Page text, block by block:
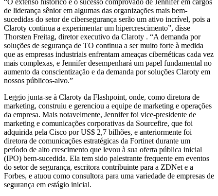
“O extenso histórico e o sucesso comprovado de Jennifer em cargos
de liderança sênior em algumas das organizações mais bem-
sucedidas do setor de cibersegurança serão um ativo incrível, pois a
Claroty continua a experimentar um hipercrescimento”, disse
Thorsten Freitag, diretor executivo da Claroty . “A demanda por
soluções de segurança de TO continua a ser muito forte à medida
que as empresas industriais enfrentam ameaças cibernéticas cada vez
mais complexas, e Jennifer desempenhará um papel fundamental no
aumento da conscientização e da demanda por soluções Claroty em
nossos públicos-alvo.”
Leggio junta-se à Claroty da Flashpoint, onde, como diretora de
marketing, construiu e gerenciou a equipe de marketing e operações
da empresa. Mais notavelmente, Jennifer foi vice-presidente de
marketing e comunicações corporativas da Sourcefire, que foi
adquirida pela Cisco por US$ 2,7 bilhões, e anteriormente foi
diretora de comunicações estratégicas da Fortinet durante um
período de alto crescimento que levou à sua oferta pública inicial
(IPO) bem-sucedida. Ela tem sido palestrante frequente em eventos
do setor de segurança, escritora contribuinte para a ZDNet e a
Forbes, e atuou como consultora para uma variedade de empresas de
segurança em estágio inicial.